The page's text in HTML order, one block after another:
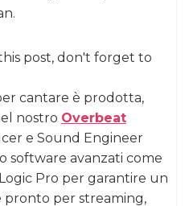
post, don't forget to
cantare è prodotta,
nostro Overbeat
e Sound Engineer
software avanzati come
Pro per garantire un
per streaming,